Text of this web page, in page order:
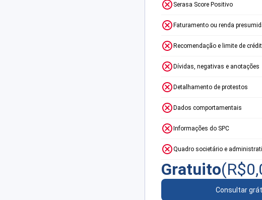
Serasa Score Positivo
Faturamento ou renda
Recomendação e limite de
Dívidas, negativas e anotações
Detalhamento de protestos
Dados comportamentais
Informações do SPC
Quadro societário e
Gratuito(R$
Consultar